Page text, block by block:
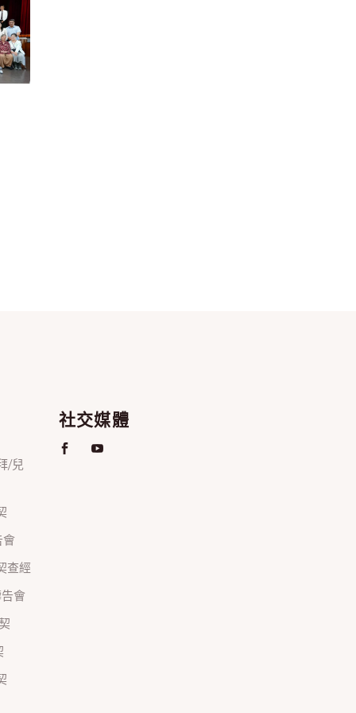
/兒
會
查經
會
社交媒體